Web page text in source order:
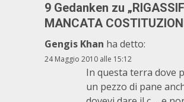
9 Gedanken zu „
MANCATA
Gengis Khan ha detto:
24 Maggio 2010 alle 15:12
In questa terra dove
un pezzo di pane